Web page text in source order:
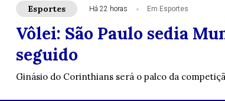
Esportes Há 22 horas Em Esportes
Vôlei: São Paulo sedia
seguido
Ginásio do Corinthians será o palco da